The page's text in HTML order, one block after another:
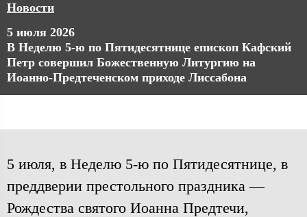
Новости
5 июля 2026
В Неделю 5-ю по Пятидесятнице епископ Кафский
Петр совершил Божественную Литургию на
Иоанно-Предтеченском приходе Лиссабона
5 июля, в Неделю 5-ю по Пятидесятнице, в
преддверии престольного праздника —
Рождества святого Иоанна Предтечи,